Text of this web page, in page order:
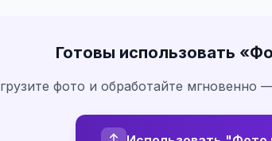
Готовы использовать «
фото и обработайте мгновенно